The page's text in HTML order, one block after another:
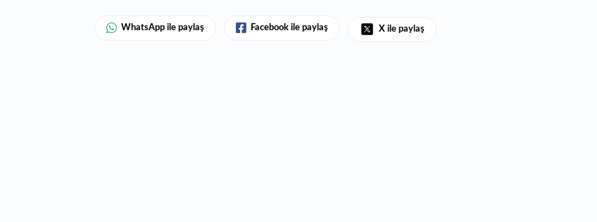
WhatsApp ile paylaş Facebook ile paylaş X ile paylaş